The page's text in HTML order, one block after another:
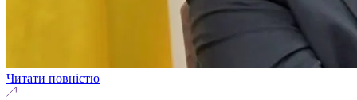
Читати повністю